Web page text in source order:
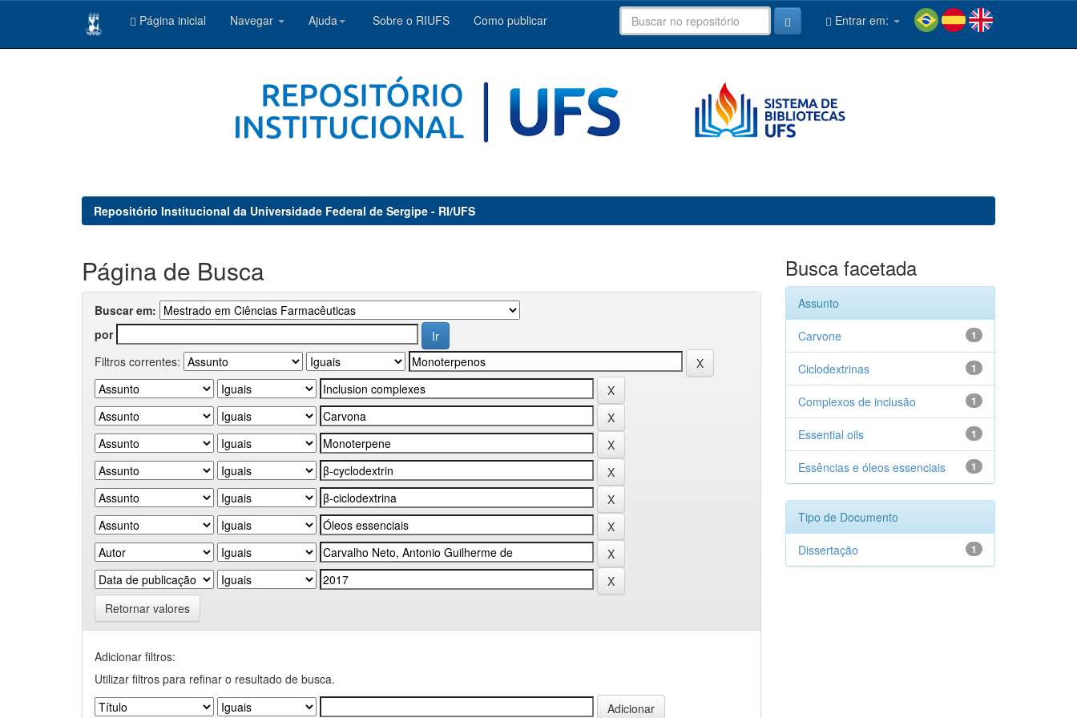
Página inicial Navegar Ajuda Sobre o RIUFS Como publicar Entrar em:
Repositório Institucional da Universidade Federal de Sergipe - RI/UFS
Página de Busca
Buscar em:
por
Filtros correntes:
Retornar valores
Adicionar filtros:
Utilizar filtros para refinar o resultado de busca.
Busca facetada
Assunto
1
Carvone
1
Ciclodextrinas
1
Complexos de inclusão
1
Essential oils
1
Essências e óleos essenciais
Tipo de Documento
1
Dissertação